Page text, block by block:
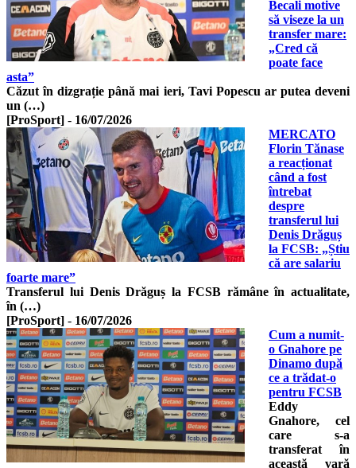
Becali motive
să viseze la un
transfer mare:
„Cred că
poate face
asta”
Căzut în dizgrație până mai ieri, Tavi Popescu ar putea deveni
un (…)
[ProSport] - 16/07/2026
MERCATO
Florin Tănase
a reacționat
când a fost
întrebat
despre
transferul lui
Denis Drăguș
la FCSB: „Știu
că are salariu
foarte mare”
Transferul lui Denis Drăguș la FCSB rămâne în actualitate,
în (…)
[ProSport] - 16/07/2026
Cum a numit-
o Gnahore pe
Dinamo după
ce a trădat-o
pentru FCSB
Eddy
Gnahore, cel
care s-a
transferat în
această vară